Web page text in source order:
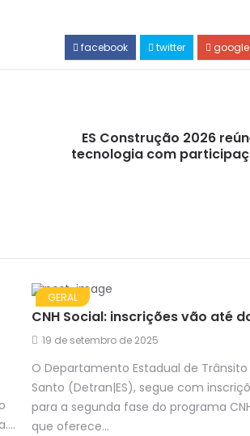
facebook twitter
ES Construção 2026
tecnologia com
GERAL
CNH Social: inscrições vão até
19 de setembro de 2025
O Departamento Estadual de Trânsito
Santo (Detran|ES), segue com
para a segunda fase do programa
que oferece...